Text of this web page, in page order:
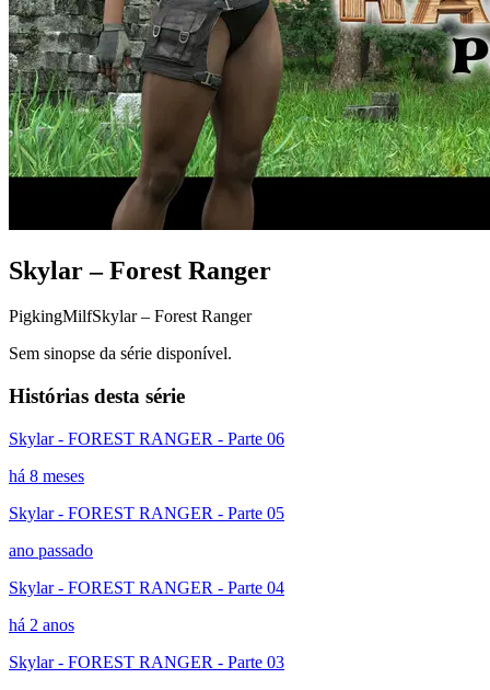
Skylar – Forest Ranger
PigkingMilfSkylar – Forest Ranger
Sem sinopse da série disponível.
Histórias desta série
Skylar - FOREST RANGER - Parte 06
há 8 meses
Skylar - FOREST RANGER - Parte 05
ano passado
Skylar - FOREST RANGER - Parte 04
há 2 anos
Skylar - FOREST RANGER - Parte 03